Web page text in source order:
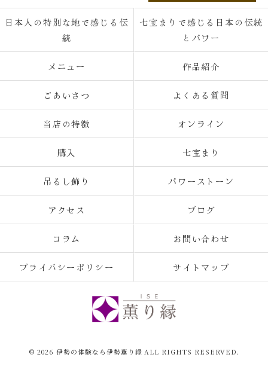
日本人の特別な地で感じる伝
統
七宝まりで感じる日本の伝統
とパワー
メニュー 作品紹介
ごあいさつ よくある質問
当店の特徴 オンライン
購入 七宝まり
吊るし飾り パワーストーン
アクセス ブログ
コラム お問い合わせ
プライバシーポリシー サイトマップ
© 2026 伊勢の体験なら伊勢薫り縁 ALL RIGHTS RESERVED.